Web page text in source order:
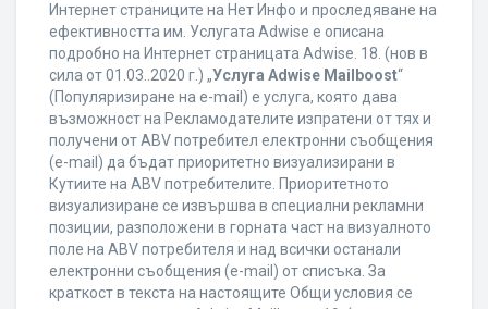
Интернет страниците на Нет Инфо и проследяване на
ефективността им. Услугата Adwise е описана
подробно на Интернет страницата Adwise. 18. (нов в
сила от 01.03..2020 г.) „Услуга Adwise Mailboost“
(Популяризиране на e-mail) е услуга, която дава
възможност на Рекламодателите изпратени от тях и
получени от ABV потребител електронни съобщения
(e-mail) да бъдат приоритетно визуализирани в
Кутиите на ABV потребителите. Приоритетното
визуализиране се извършва в специални рекламни
позиции, разположени в горната част на визуалното
поле на ABV потребителя и над всички останали
електронни съобщения (e-mail) от списъка. За
краткост в текста на настоящите Общи условия се